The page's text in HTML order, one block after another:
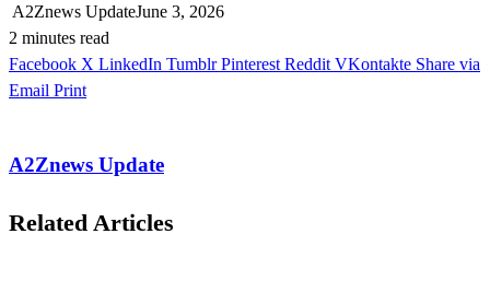
A2Znews UpdateJune 3, 2026
2 minutes read
Facebook X LinkedIn Tumblr Pinterest Reddit VKontakte Share via
Email Print
A2Znews Update
Related Articles